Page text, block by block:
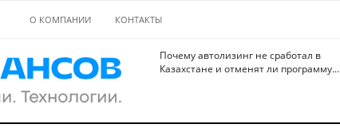
О КОМПАНИИ КОНТАКТЫ
Почему автолизинг не сработал в
Казахстане и отменят ли программу...